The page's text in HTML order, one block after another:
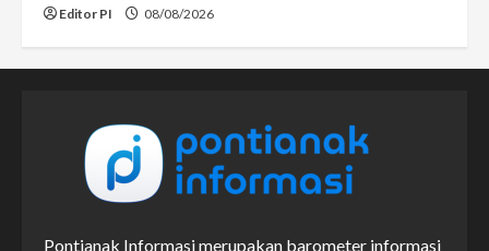
Editor PI 08/08/2026
Pontianak Informasi merupakan barometer informasi